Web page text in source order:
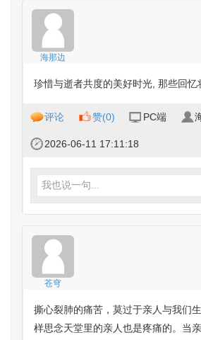
海那边
珍惜与逝者共度的美好时光, 那些回忆
评论 赞(0) PC端
2026-06-11 17:11:18
我也说一句...
苍穹
撕心裂肺的痛苦，莫过于亲人与我们
样思念天堂里的亲人也是疼痛的。当